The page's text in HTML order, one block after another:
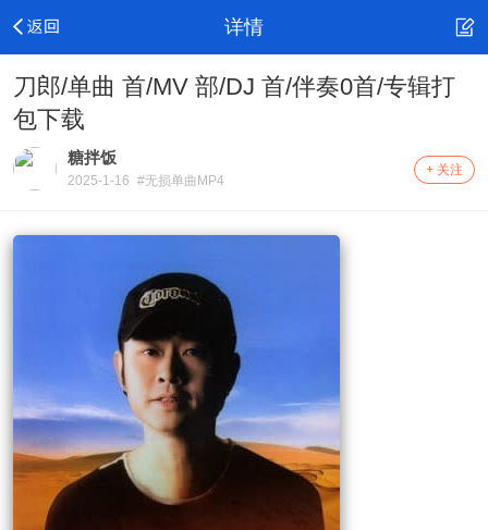
详情
刀郎/单曲 首/MV 部/DJ 首/伴奏0首/专辑打
包下载
糖拌饭
2025-1-16 #无损单曲MP4
+ 关注